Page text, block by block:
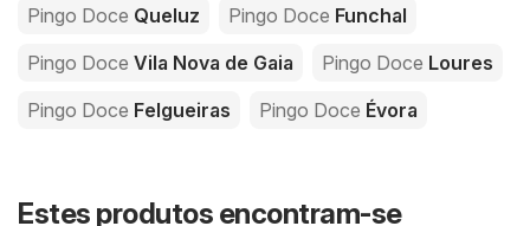
Pingo Doce Queluz Pingo Doce Funchal
Pingo Doce Vila Nova de Gaia Pingo Doce Loures
Pingo Doce Felgueiras Pingo Doce Évora
Estes produtos encontram-se